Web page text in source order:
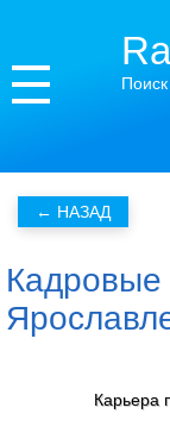
Кадровые
Карьера